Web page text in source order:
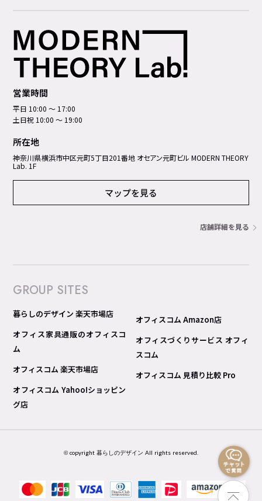
営業時間
平日 10:00 ～ 17:00
土日祝 10:00 ～ 19:00
所在地
神奈川県横浜市中区元町5丁⽬201番地 オセアン元町ビル MODERN THEORY
Lab. 1F
マップを見る
店舗詳細を見る
GROUP SITES
暮らしのデザイン 楽天市場店
オフィス家具通販のオフィスコ
ム
オフィスコム 楽天市場店
オフィスコム Yahoo!ショッピン
グ店
オフィスコム Amazon店
オフィスづくりサービス オフィ
スコム
オフィスコム 見積り比較 Pro
© copyright 暮らしのデザイン All rights reserved.